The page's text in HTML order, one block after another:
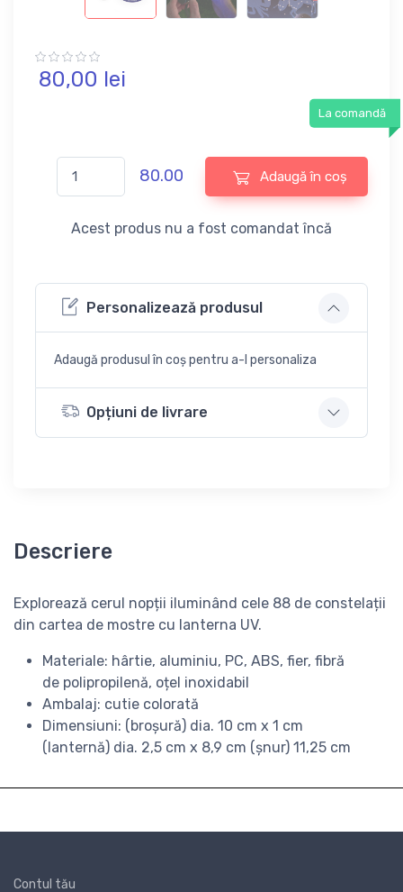
80,00 lei
La comandă
80.00 Adaugă în coș
Acest produs nu a fost comandat încă
Personalizează produsul
Adaugă produsul în coș pentru a-l personaliza
Opțiuni de livrare
Descriere
Explorează cerul nopții iluminând cele 88 de constelații
din cartea de mostre cu lanterna UV.
Materiale: hârtie, aluminiu, PC, ABS, fier, fibră
de polipropilenă, oțel inoxidabil
Ambalaj: cutie colorată
Dimensiuni: (broșură) dia. 10 cm x 1 cm
(lanternă) dia. 2,5 cm x 8,9 cm (șnur) 11,25 cm
Contul tău